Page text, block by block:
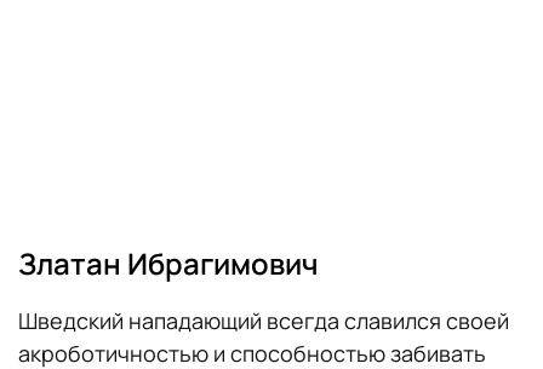
Златан Ибрагимович
Шведский нападающий всегда славился своей
акроботичностью и способностью забивать